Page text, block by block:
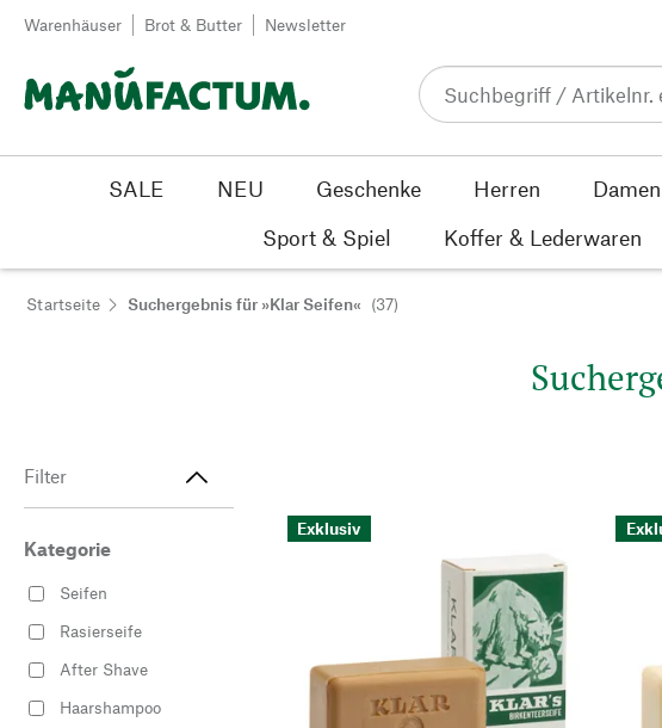
Zum Inhalt springen
Warenhäuser Brot & Butter Newsletter
SALE NEU Geschenke Herren Damen
Sport & Spiel
Koffer & Lederwaren
Startseite Suchergebnis für »Klar Seifen« (37)
Filter
Kategorie
Seifen
Rasierseife
After Shave
Haarshampoo
Exklusiv